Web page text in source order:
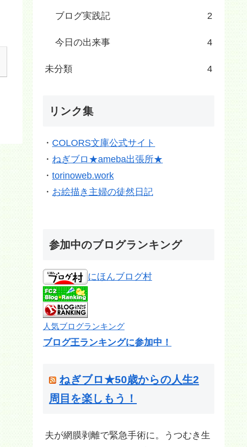
ブログ実践記 2
今日の出来事 4
未分類 4
リンク集
・ COLORS文庫公式サイト
・ ねぎブロ★ameba出張所★
・ torinoweb.work
・ お絵描き主婦の徒然日記
参加中のブログランキング
にほんブログ村
人気ブログランキング
ブログ王ランキングに参加中！
ねぎブロ★50歳からの人生2
周目を楽しもう！
夫が網膜剥離で緊急手術に。うつむき生